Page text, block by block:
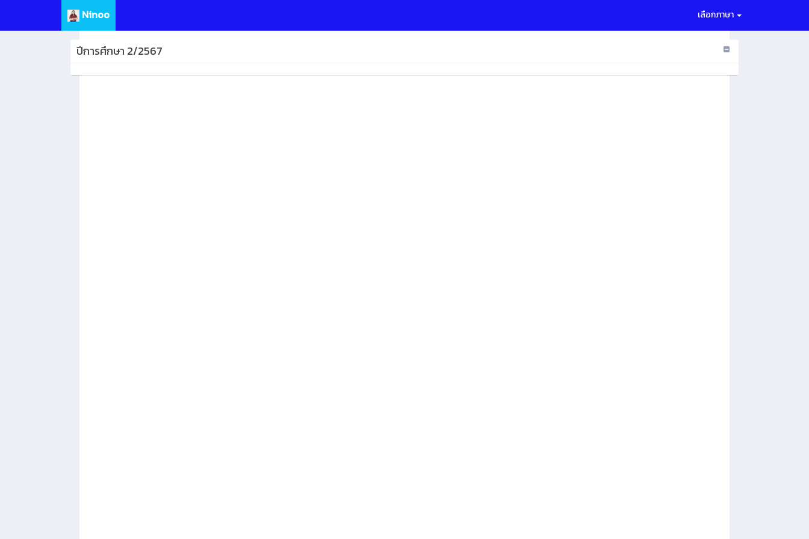
Ninoo เลือกภาษา
ปีการศึกษา 2/2567